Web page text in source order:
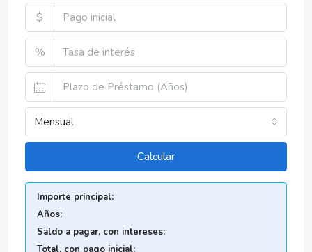
$
%
Mensual
Calcular
Importe principal:
Años:
Saldo a pagar, con intereses:
Total, con pago inicial: